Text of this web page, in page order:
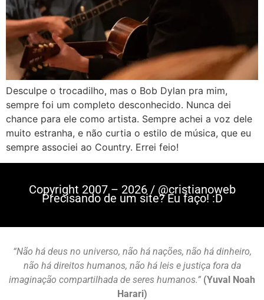
Desculpe o trocadilho, mas o Bob Dylan pra mim,
sempre foi um completo desconhecido. Nunca dei
chance para ele como artista. Sempre achei a voz dele
muito estranha, e não curtia o estilo de música, que eu
sempre associei ao Country. Errei feio!
Copyright 2007 – 2026 / @cristianoweb
Precisando de um site? Eu faço! :D
“Não há deus no universo, não há nações, não há dinheiro,
não há direitos humanos, não há leis e justiça fora da
imaginação compartilhada de seres humanos.” (Yuval Noah
Harari)